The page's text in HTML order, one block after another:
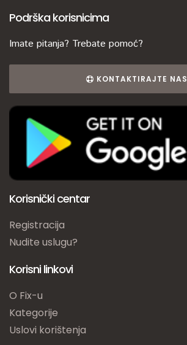
Podrška korisnicima
Imate pitanja? Trebate pomoć?
KONTAKTIRAJTE NAS
Korisnički centar
Registracija
Nudite uslugu?
Korisni linkovi
O Fix-u
Kategorije
Uslovi korištenja